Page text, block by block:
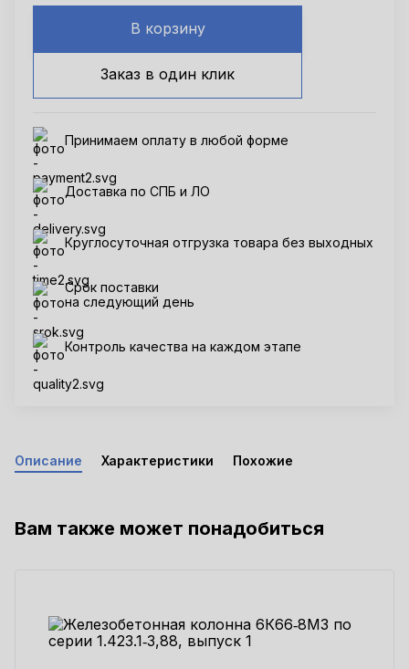
В корзину
Заказ в один клик
Принимаем оплату в любой форме
Доставка по СПБ и ЛО
Круглосуточная отгрузка товара без выходных
Срок поставки
на следующий день
Контроль качества на каждом этапе
Описание Характеристики Похожие
Вам также может понадобиться